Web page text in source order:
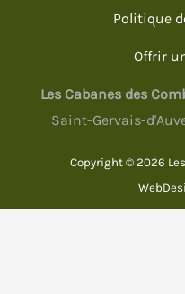
Politique
Offrir
Les Cabanes des
Saint-Gervais-
Copyright © 2026